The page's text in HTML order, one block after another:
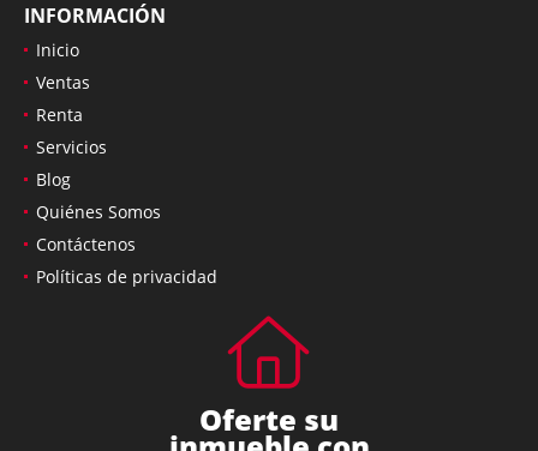
INFORMACIÓN
Inicio
Ventas
Renta
Servicios
Blog
Quiénes Somos
Contáctenos
Políticas de privacidad
Oferte su